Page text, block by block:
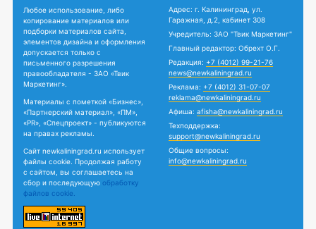
Любое использование, либо
копирование материалов или
подборки материалов сайта,
элементов дизайна и оформления
допускается только с
письменного разрешения
правообладателя - ЗАО «Твик
Маркетинг».
Материалы с пометкой «Бизнес»,
«Партнерский материал», «ПМ»,
«PR», «Спецпроект» - публикуются
на правах рекламы.
Сайт newkaliningrad.ru использует
файлы cookie. Продолжая работу
с сайтом, вы соглашаетесь на
сбор и последующую обработку
файлов cookie.
Адрес: г. Калининград, ул.
Гаражная, д.2, кабинет 308
Учредитель: ЗАО "Твик Маркетинг"
Главный редактор: Обрехт О.Г.
Редакция: +7 (4012) 99-21-76
news@newkaliningrad.ru
Реклама: +7 (4012) 31-07-07
reklama@newkaliningrad.ru
Афиша: afisha@newkaliningrad.ru
Техподдержка:
support@newkaliningrad.ru
Общие вопросы:
info@newkaliningrad.ru